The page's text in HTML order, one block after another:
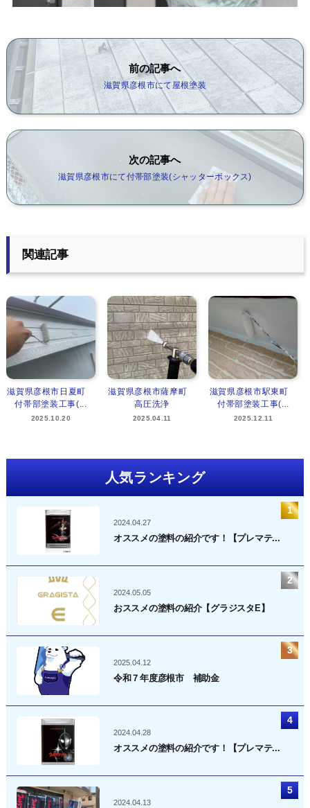
前の記事へ
滋賀県彦根市にて屋根塗装
次の記事へ
滋賀県彦根市にて付帯部塗装(シャッターボックス)
関連記事
滋賀県彦根市日夏町
付帯部塗装工事(...
2025.10.20
滋賀県彦根市薩摩町
高圧洗浄
2025.04.11
滋賀県彦根市駅東町
付帯部塗装工事(...
2025.12.11
人気ランキング
2024.04.27
オススメの塗料の紹介です！【プレマテ...
2024.05.05
おススメの塗料の紹介【グラジスタE】
2025.04.12
令和７年度彦根市 補助金
2024.04.28
オススメの塗料の紹介です！【プレマテ...
2024.04.13